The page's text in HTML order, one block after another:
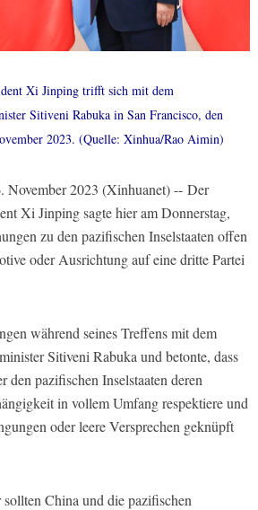
Xi Jinping trifft sich mit dem
Sitiveni Rabuka in San Francisco, den
2023. (Quelle: Xinhua/Rao Aimin)
2023 (Xinhuanet) -- Der
Xi Jinping sagte hier am Donnerstag,
zu den pazifischen Inselstaaten offen
oder Ausrichtung auf eine dritte Partei
während seines Treffens mit dem
Sitiveni Rabuka und betonte, dass
den pazifischen Inselstaaten deren
in vollem Umfang respektiere und
oder leere Versprechen geknüpft
China und die pazifischen